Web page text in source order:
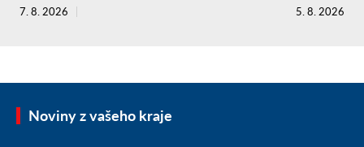
7. 8. 2026 5. 8. 2026
Noviny z vašeho kraje